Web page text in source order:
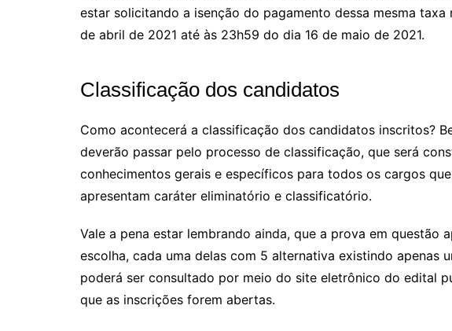
estar solicitando a isenção do pagamento dessa mesma
de abril de 2021 até às 23h59 do dia 16 de maio de 2021.
Classificação dos candidatos
Como acontecerá a classificação dos candidatos inscritos?
deverão passar pelo processo de classificação, que será
conhecimentos gerais e específicos para todos os cargos
apresentam caráter eliminatório e classificatório.
Vale a pena estar lembrando ainda, que a prova em questão
escolha, cada uma delas com 5 alternativa existindo apenas
poderá ser consultado por meio do site eletrônico do edital
que as inscrições forem abertas.